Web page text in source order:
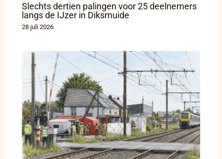
Slechts dertien palingen voor 25 deelnemers
langs de IJzer in Diksmuide
28 juli 2026